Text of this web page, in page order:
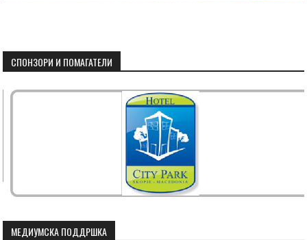
СПОНЗОРИ И ПОМАГАТЕЛИ
МЕДИУМСКА ПОДДРШКА